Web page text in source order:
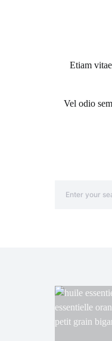
Etiam
Vel odio